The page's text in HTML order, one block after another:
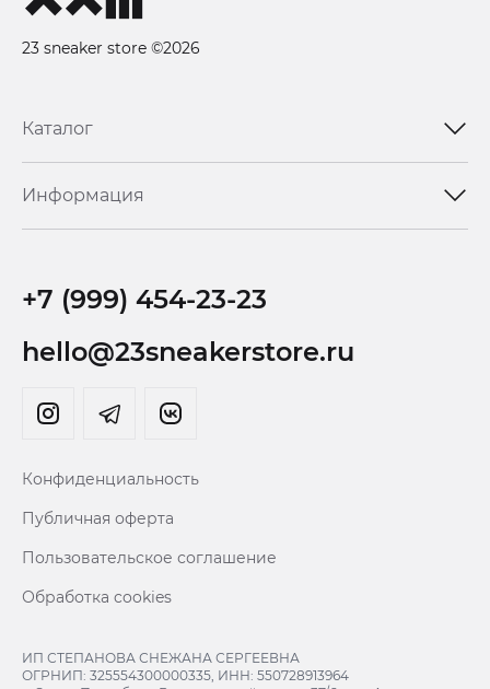
23 sneaker store ©2026
Каталог
Информация
+7 (999) 454-23-23
hello@23sneakerstore.ru
Конфиденциальность
Публичная оферта
Пользовательское соглашение
Обработка cookies
ИП СТЕПАНОВА СНЕЖАНА СЕРГЕЕВНА
ОГРНИП: 325554300000335, ИНН: 550728913964